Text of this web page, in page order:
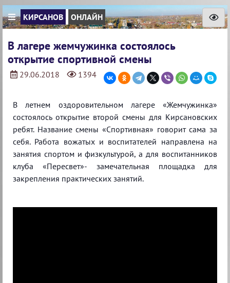
КИРСАНОВ ОНЛАЙН
В лагере жемчужинка состоялось
открытие спортивной смены
29.06.2018 1394
В летнем оздоровительном лагере «Жемчужинка»
состоялось открытие второй смены для Кирсановских
ребят. Название смены «Спортивная» говорит сама за
себя. Работа вожатых и воспитателей направлена на
занятия спортом и физкультурой, а для воспитанников
клуба «Пересвет»- замечательная площадка для
закрепления практических занятий.